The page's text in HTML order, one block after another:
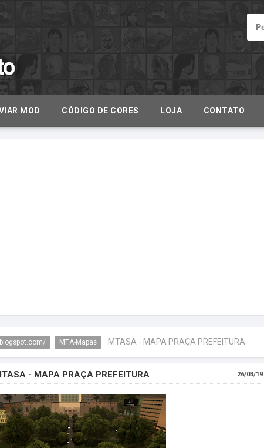
MOD CÓDIGO DE CORES LOJA CONTATO
MTA-Mapas MTASA - MAPA PRAÇA PREFEITURA
- MAPA PRAÇA PREFEITURA 26/03/19